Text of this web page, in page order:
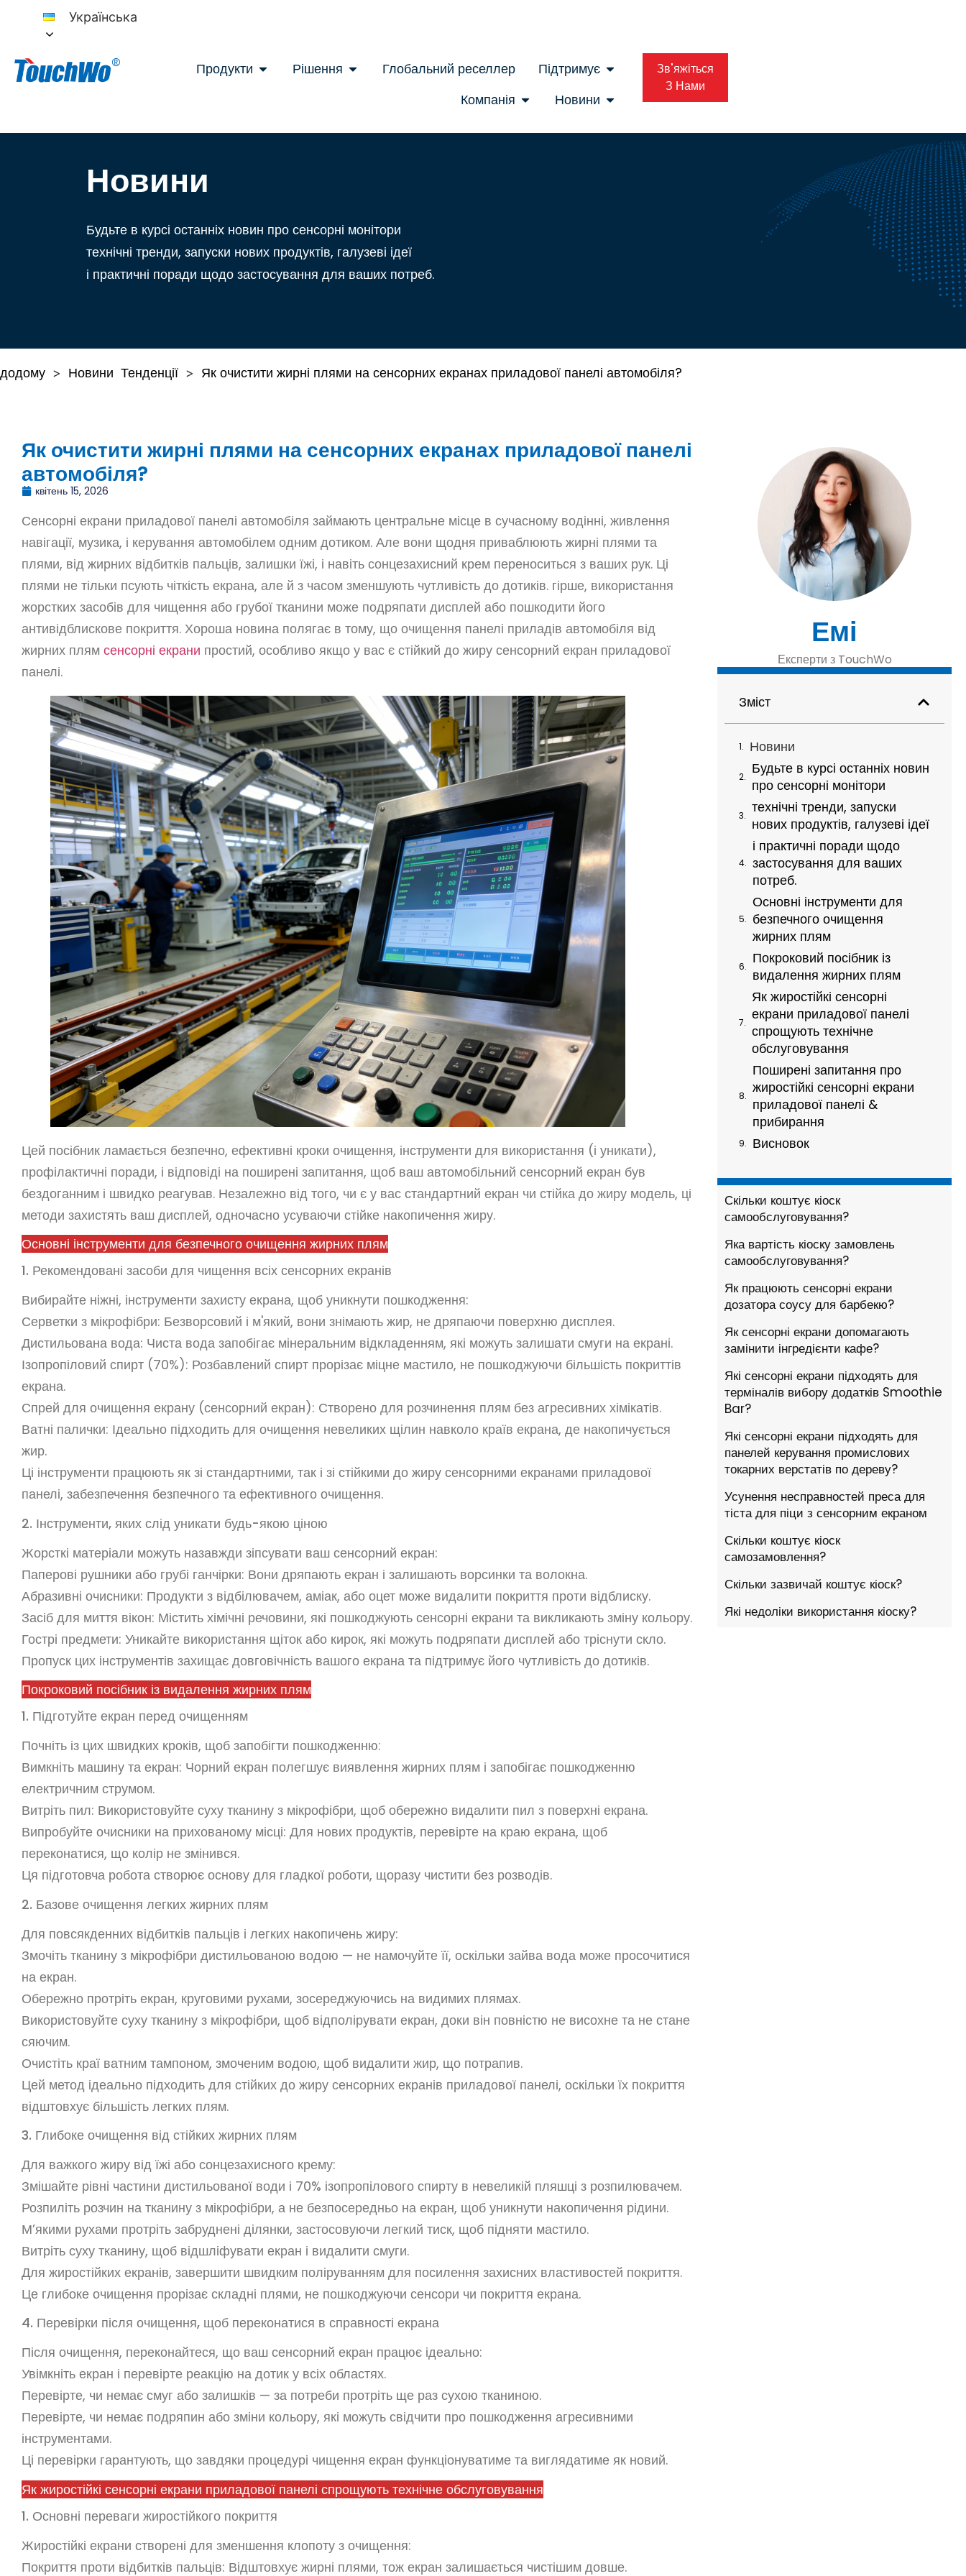
Українська
Продукти Рішення Глобальний реселлер
Підтримує
Компанія
Новини
Зв'яжіться
З Нами
Новини
Будьте в курсі останніх новин про сенсорні монітори
технічні тренди, запуски нових продуктів, галузеві ідеї
і практичні поради щодо застосування для ваших потреб.
додому > Новини Тенденції > Як очистити жирні плями на сенсорних екранах приладової панелі автомобіля?
Як очистити жирні плями на сенсорних екранах приладової панелі
автомобіля?
квітень 15, 2026
Сенсорні екрани приладової панелі автомобіля займають центральне місце в сучасному водінні, живлення
навігації, музика, і керування автомобілем одним дотиком. Але вони щодня приваблюють жирні плями та
плями, від жирних відбитків пальців, залишки їжі, і навіть сонцезахисний крем переноситься з ваших рук. Ці
плями не тільки псують чіткість екрана, але й з часом зменшують чутливість до дотиків. гірше, використання
жорстких засобів для чищення або грубої тканини може подряпати дисплей або пошкодити його
антивідблискове покриття. Хороша новина полягає в тому, що очищення панелі приладів автомобіля від
жирних плям сенсорні екрани простий, особливо якщо у вас є стійкий до жиру сенсорний екран приладової
панелі.
Цей посібник ламається безпечно, ефективні кроки очищення, інструменти для використання (і уникати),
профілактичні поради, і відповіді на поширені запитання, щоб ваш автомобільний сенсорний екран був
бездоганним і швидко реагував. Незалежно від того, чи є у вас стандартний екран чи стійка до жиру модель, ці
методи захистять ваш дисплей, одночасно усуваючи стійке накопичення жиру.
Основні інструменти для безпечного очищення жирних плям
1. Рекомендовані засоби для чищення всіх сенсорних екранів
Вибирайте ніжні, інструменти захисту екрана, щоб уникнути пошкодження:
Серветки з мікрофібри: Безворсовий і м'який, вони знімають жир, не дряпаючи поверхню дисплея.
Дистильована вода: Чиста вода запобігає мінеральним відкладенням, які можуть залишати смуги на екрані.
Ізопропіловий спирт (70%): Розбавлений спирт прорізає міцне мастило, не пошкоджуючи більшість покриттів
екрана.
Спрей для очищення екрану (сенсорний екран): Створено для розчинення плям без агресивних хімікатів.
Ватні палички: Ідеально підходить для очищення невеликих щілин навколо країв екрана, де накопичується
жир.
Ці інструменти працюють як зі стандартними, так і зі стійкими до жиру сенсорними екранами приладової
панелі, забезпечення безпечного та ефективного очищення.
2. Інструменти, яких слід уникати будь-якою ціною
Жорсткі матеріали можуть назавжди зіпсувати ваш сенсорний екран:
Паперові рушники або грубі ганчірки: Вони дряпають екран і залишають ворсинки та волокна.
Абразивні очисники: Продукти з відбілювачем, аміак, або оцет може видалити покриття проти відблиску.
Засіб для миття вікон: Містить хімічні речовини, які пошкоджують сенсорні екрани та викликають зміну кольору.
Гострі предмети: Уникайте використання щіток або кирок, які можуть подряпати дисплей або тріснути скло.
Пропуск цих інструментів захищає довговічність вашого екрана та підтримує його чутливість до дотиків.
Покроковий посібник із видалення жирних плям
1. Підготуйте екран перед очищенням
Почніть із цих швидких кроків, щоб запобігти пошкодженню:
Вимкніть машину та екран: Чорний екран полегшує виявлення жирних плям і запобігає пошкодженню
електричним струмом.
Витріть пил: Використовуйте суху тканину з мікрофібри, щоб обережно видалити пил з поверхні екрана.
Випробуйте очисники на прихованому місці: Для нових продуктів, перевірте на краю екрана, щоб
переконатися, що колір не змінився.
Ця підготовча робота створює основу для гладкої роботи, щоразу чистити без розводів.
2. Базове очищення легких жирних плям
Для повсякденних відбитків пальців і легких накопичень жиру:
Змочіть тканину з мікрофібри дистильованою водою — не намочуйте її, оскільки зайва вода може просочитися
на екран.
Обережно протріть екран, круговими рухами, зосереджуючись на видимих ​​плямах.
Використовуйте суху тканину з мікрофібри, щоб відполірувати екран, доки він повністю не висохне та не стане
сяючим.
Очистіть краї ватним тампоном, змоченим водою, щоб видалити жир, що потрапив.
Цей метод ідеально підходить для стійких до жиру сенсорних екранів приладової панелі, оскільки їх покриття
відштовхує більшість легких плям.
3. Глибоке очищення від стійких жирних плям
Для важкого жиру від їжі або сонцезахисного крему:
Змішайте рівні частини дистильованої води і 70% ізопропілового спирту в невеликій пляшці з розпилювачем.
Розпиліть розчин на тканину з мікрофібри, а не безпосередньо на екран, щоб уникнути накопичення рідини.
М’якими рухами протріть забруднені ділянки, застосовуючи легкий тиск, щоб підняти мастило.
Витріть суху тканину, щоб відшліфувати екран і видалити смуги.
Для жиростійких екранів, завершити швидким поліруванням для посилення захисних властивостей покриття.
Це глибоке очищення прорізає складні плями, не пошкоджуючи сенсори чи покриття екрана.
4. Перевірки після очищення, щоб переконатися в справності екрана
Після очищення, переконайтеся, що ваш сенсорний екран працює ідеально:
Увімкніть екран і перевірте реакцію на дотик у всіх областях.
Перевірте, чи немає смуг або залишків — за потреби протріть ще раз сухою тканиною.
Перевірте, чи немає подряпин або зміни кольору, які можуть свідчити про пошкодження агресивними
інструментами.
Ці перевірки гарантують, що завдяки процедурі чищення екран функціонуватиме та виглядатиме як новий.
Як жиростійкі сенсорні екрани приладової панелі спрощують технічне обслуговування
1. Основні переваги жиростійкого покриття
Жиростійкі екрани створені для зменшення клопоту з очищення:
Покриття проти відбитків пальців: Відштовхує жирні плями, тож екран залишається чистішим довше.
Емі
Експерти з TouchWo
Зміст
Новини
Будьте в курсі останніх новин
про сенсорні монітори
технічні тренди, запуски
нових продуктів, галузеві ідеї
і практичні поради щодо
застосування для ваших
потреб.
Основні інструменти для
безпечного очищення
жирних плям
Покроковий посібник із
видалення жирних плям
Як жиростійкі сенсорні
екрани приладової панелі
спрощують технічне
обслуговування
Поширені запитання про
жиростійкі сенсорні екрани
приладової панелі &
прибирання
Висновок
Скільки коштує кіоск
самообслуговування?
Яка вартість кіоску замовлень
самообслуговування?
Як працюють сенсорні екрани
дозатора соусу для барбекю?
Як сенсорні екрани допомагають
замінити інгредієнти кафе?
Які сенсорні екрани підходять для
терміналів вибору додатків Smoothie
Bar?
Які сенсорні екрани підходять для
панелей керування промислових
токарних верстатів по дереву?
Усунення несправностей преса для
тіста для піци з сенсорним екраном
Скільки коштує кіоск
самозамовлення?
Скільки зазвичай коштує кіоск?
Які недоліки використання кіоску?